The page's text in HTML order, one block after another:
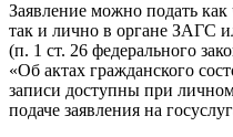
Заявление можно подать как
так и лично в органе ЗАГС
(п. 1 ст. 26 федерального
«Об актах гражданского
записи доступны при
подаче заявления на